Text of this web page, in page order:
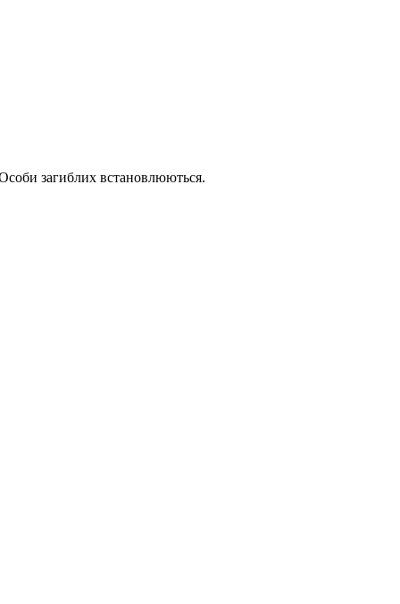
Особи загиблих встановлюються.